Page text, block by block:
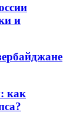
и
как